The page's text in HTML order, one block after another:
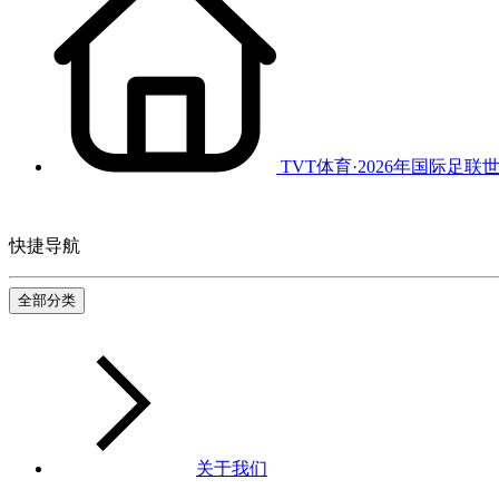
TVT体育·2026年国际足联
快捷导航
全部分类
关于我们